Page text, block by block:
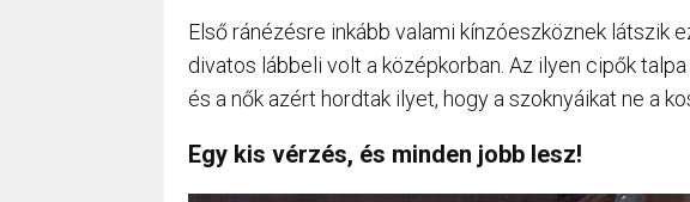
Első ránézésre inkább valami kínzóeszköznek látszik
divatos lábbeli volt a középkorban. Az ilyen cipők
és a nők azért hordtak ilyet, hogy a szoknyáikat ne a
Egy kis vérzés, és minden jobb lesz!